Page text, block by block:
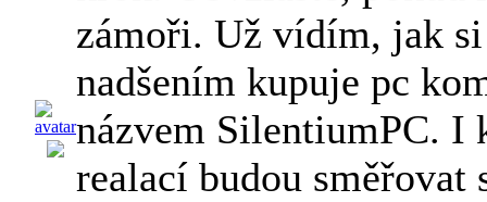
zámoři. Už vídím, jak
nadšením kupuje pc
názvem SilentiumPC. I
realací budou směřovat